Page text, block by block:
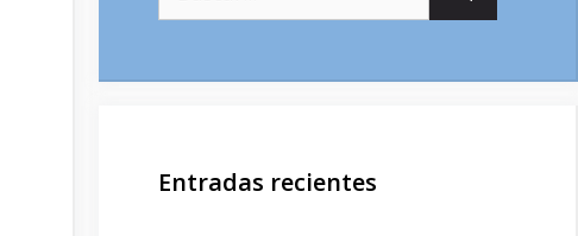
Entradas recientes